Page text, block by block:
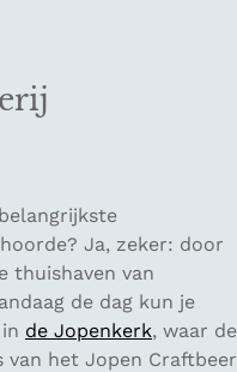
Ja, zeker: door
thuishaven van
de dag kun je
de Jopenkerk, waar de
het Jopen Craftbeer